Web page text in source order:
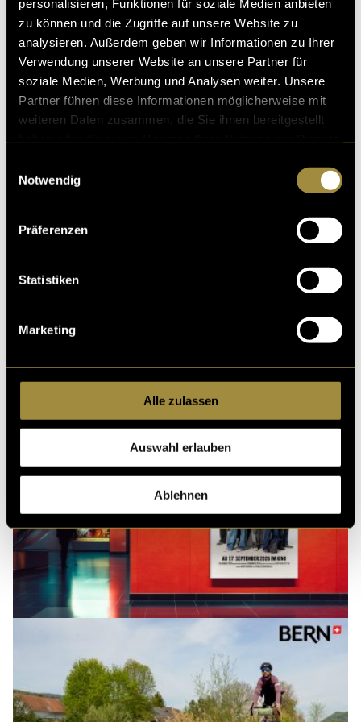
personalisieren, Funktionen für soziale Medien anbieten
zu können und die Zugriffe auf unsere Website zu
analysieren. Außerdem geben wir Informationen zu Ihrer
Verwendung unserer Website an unsere Partner für
soziale Medien, Werbung und Analysen weiter. Unsere
Partner führen diese Informationen möglicherweise mit
weiteren Daten zusammen, die Sie ihnen bereitgestellt
Notwendig
Präferenzen
Statistiken
Marketing
Alle zulassen
Auswahl erlauben
Ablehnen